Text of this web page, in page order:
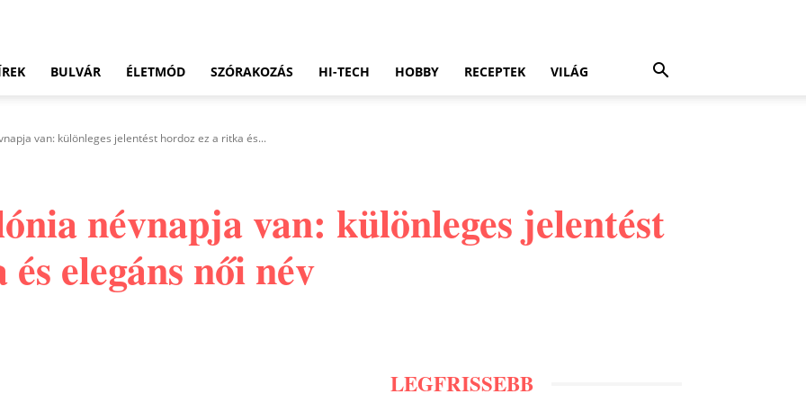
BULVÁR ÉLETMÓD SZÓRAKOZÁS HI-TECH HOBBY RECEPTEK VILÁG
van: különleges jelentést hordoz ez a ritka és...
névnapja van: különleges jelentést
elegáns női név
LEGFRISSEBB